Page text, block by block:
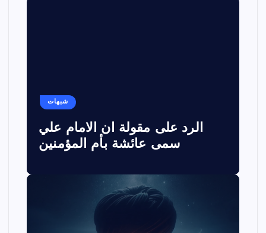
شبهات
الرد على مقولة ان الامام علي
سمى عائشة بأم المؤمنين